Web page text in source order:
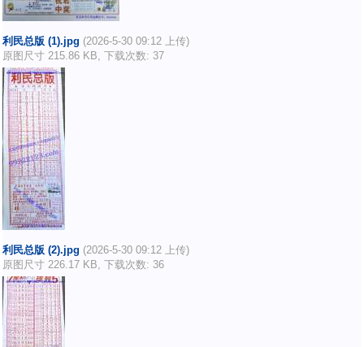
利民总版 (1).jpg (2026-5-30 09:12 上传)
原图尺寸 215.86 KB, 下载次数: 37
利民总版 (2).jpg (2026-5-30 09:12 上传)
原图尺寸 226.17 KB, 下载次数: 36